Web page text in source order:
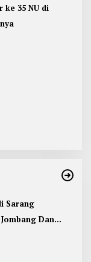
ke 35 NU di
Sarang
Dan